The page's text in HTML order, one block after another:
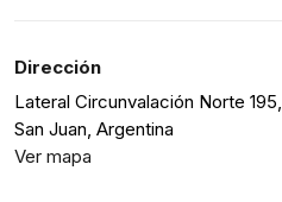
Dirección
Lateral Circunvalación Norte 195,
San Juan, Argentina
Ver mapa